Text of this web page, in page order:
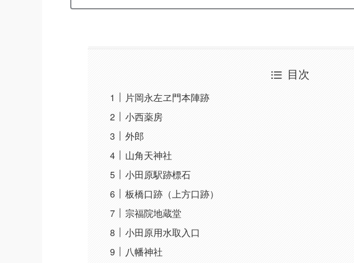
目次
片岡永左ヱ門本陣跡
小西薬房
外郎
山角天神社
小田原駅跡標石
板橋口跡（上方口跡）
宗福院地蔵堂
小田原用水取入口
八幡神社